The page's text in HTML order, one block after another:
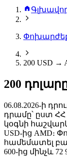
200 USD →
200
06.08.2026-ի
դրամը՝ ըստ
կօգնի
USD-ից
համեմատել
600-ից մինչև 72